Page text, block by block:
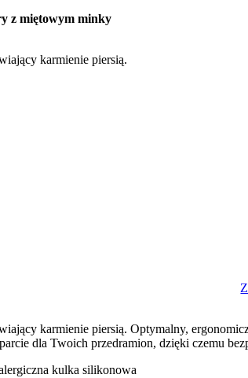
z miętowym minky
karmienie piersią.
karmienie piersią. Optymalny,
dla Twoich przedramion, dzięki czemu
kulka silikonowa